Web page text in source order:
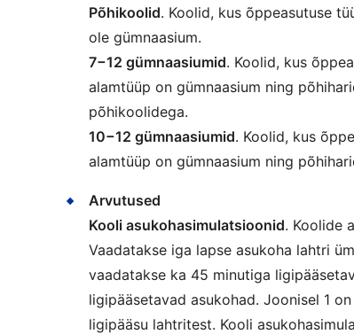
Põhikoolid. Koolid, kus õppeasutuse
ole gümnaasium.
7−12 gümnaasiumid. Koolid, kus
alamtüüp on gümnaasium ning
põhikoolidega.
10−12 gümnaasiumid. Koolid, kus
alamtüüp on gümnaasium ning
Arvutused
Kooli asukohasimulatsioonid. Koolide
Vaadatakse iga lapse asukoha lahtri
vaadatakse ka 45 minutiga
ligipääsetavad asukohad. Joonisel 1
ligipääsu lahtritest. Kooli